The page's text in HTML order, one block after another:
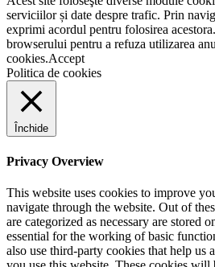
serviciilor și date despre trafic. Prin
exprimi acordul pentru folosirea
browserului pentru a refuza utilizarea
cookies.Accept
Politica de cookies
Închide
Privacy Overview
This website uses cookies to improve
navigate through the website. Out of
are categorized as necessary are stored
essential for the working of basic
also use third-party cookies that help us